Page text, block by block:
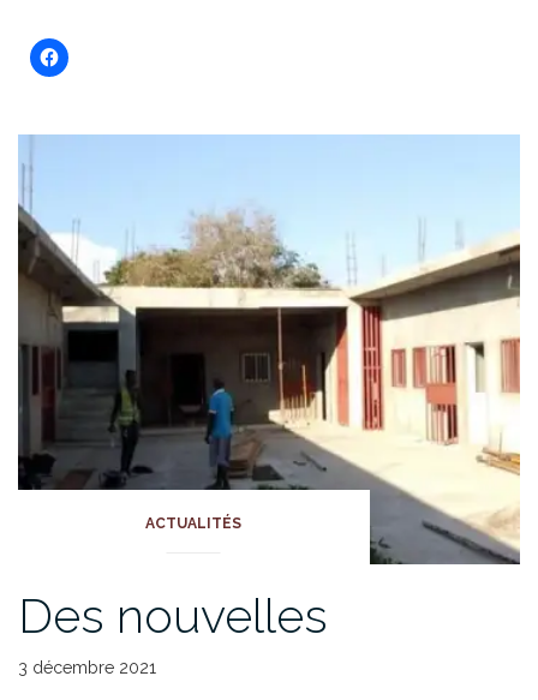
ACTUALITÉS
Des nouvelles
3 décembre 2021